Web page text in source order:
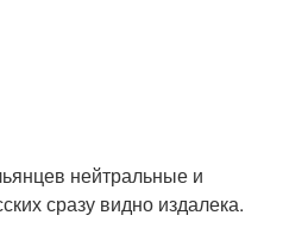
нейтральные и
сразу видно издалека.